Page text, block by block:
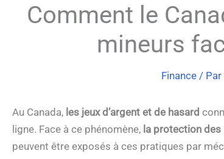
Comment le
mineurs
Finance/ Par
Au Canada, les jeux d’argent et de hasard
ligne. Face à ce phénomène, la protection
peuvent être exposés à ces pratiques par